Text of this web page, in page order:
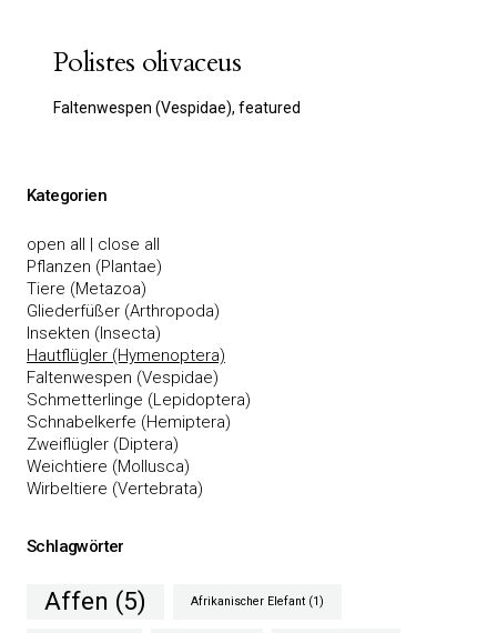
Polistes olivaceus
Faltenwespen (Vespidae), featured
Kategorien
open all | close all
Pflanzen (Plantae)
Tiere (Metazoa)
Gliederfüßer (Arthropoda)
Insekten (Insecta)
Hautflügler (Hymenoptera)
Faltenwespen (Vespidae)
Schmetterlinge (Lepidoptera)
Schnabelkerfe (Hemiptera)
Zweiflügler (Diptera)
Weichtiere (Mollusca)
Wirbeltiere (Vertebrata)
Schlagwörter
Affen (5) Afrikanischer Elefant (1)